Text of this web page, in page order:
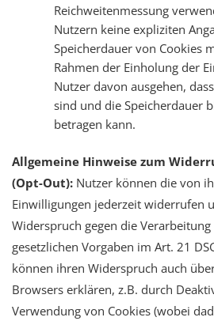
Reichweitenmessung
Nutzern keine expliziten
Speicherdauer von Cookies
Rahmen der Einholung der
Nutzer davon ausgehen,
sind und die Speicherdauer
betragen kann.
Allgemeine Hinweise zum
(Opt-Out): Nutzer können die von
Einwilligungen jederzeit widerrufen
Widerspruch gegen die
gesetzlichen Vorgaben im Art. 21
können ihren Widerspruch auch
Browsers erklären, z.B. durch
Verwendung von Cookies (wobei